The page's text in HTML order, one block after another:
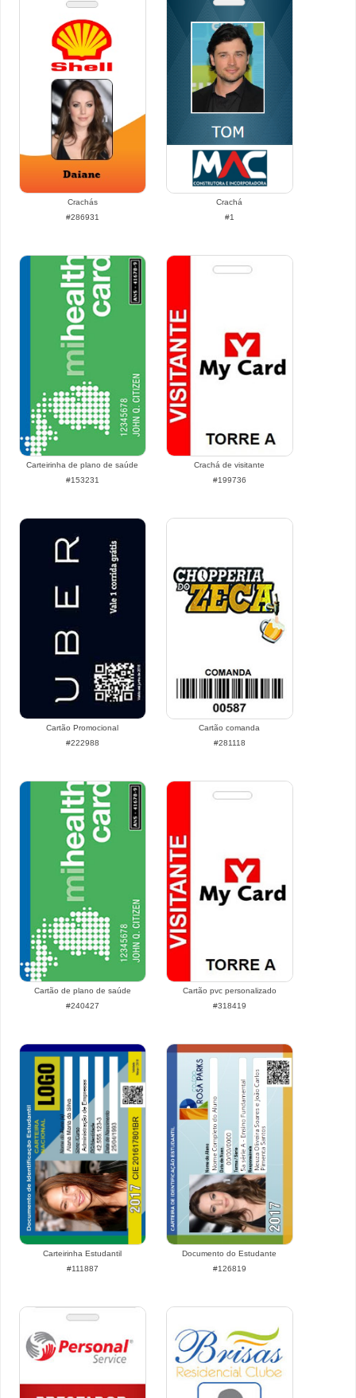
Crachás
#286931
Crachá
#1
Carteirinha de plano de saúde
#153231
Crachá de visitante
#199736
Cartão Promocional
#222988
Cartão comanda
#281118
Cartão de plano de saúde
#240427
Cartão pvc personalizado
#318419
Carteirinha Estudantil
#111887
Documento do Estudante
#126819